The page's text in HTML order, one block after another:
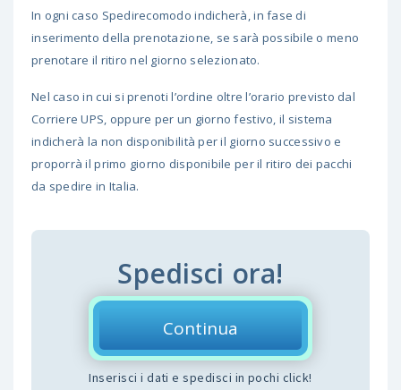
In ogni caso Spedirecomodo indicherà, in fase di
inserimento della prenotazione, se sarà possibile o meno
prenotare il ritiro nel giorno selezionato.
Nel caso in cui si prenoti l’ordine oltre l’orario previsto dal
Corriere UPS, oppure per un giorno festivo, il sistema
indicherà la non disponibilità per il giorno successivo e
proporrà il primo giorno disponibile per il ritiro dei pacchi
da spedire in Italia.
Spedisci ora!
Continua
Inserisci i dati e spedisci in pochi click!